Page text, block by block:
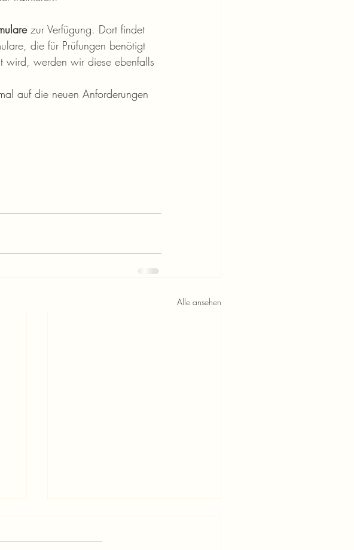
zur Verfügung. Dort findet
die für Prüfungen benötigt
wird, werden wir diese ebenfalls
auf die neuen Anforderungen
Alle ansehen